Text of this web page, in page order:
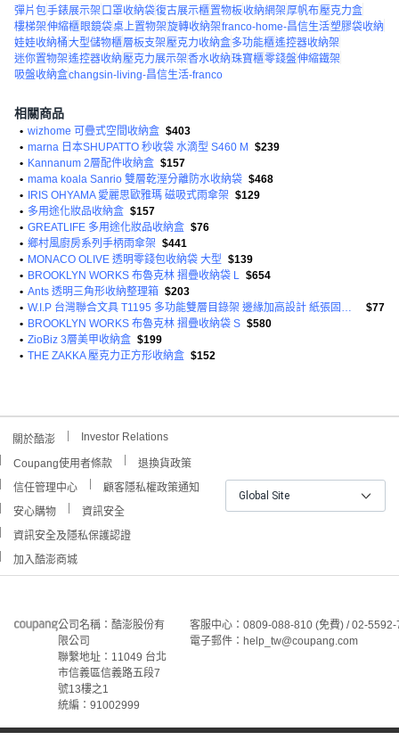
彈片包手錶展示架 口罩收納袋復古展示櫃置物板 收納網架厚帆布壓克力盒
樓梯架伸縮櫃眼鏡袋桌上置物架旋轉收納架franco-home-昌信生活塑膠袋收納
娃娃收納桶大型儲物櫃層板支架壓克力收納盒多功能櫃遙控器收納架
迷你置物架遙控器收納壓克力展示架香水收納珠寶櫃零錢盤伸縮鐵架
吸盤收納盒changsin-living-昌信生活-franco
相關商品
• wizhome 可疊式空間收納盒 $403
• marna 日本SHUPATTO 秒收袋 水滴型 S460 M
$239
• Kannanum 2層配件收納盒 $157
• mama koala Sanrio 雙層乾溼分離防水收納袋 $468
•
IRIS OHYAMA 愛麗思歐雅瑪 磁吸式雨傘架 $129
• 多用途化妝品收納盒 $157
• GREATLIFE 多用途化妝品收納盒 $76
• 鄉村風廚房系列手柄雨傘架 $441
• MONACO OLIVE 透明零錢包收納袋 大型 $139
• BROOKLYN WORKS 布魯克林 摺疊收納袋 L $654
• Ants 透明三角形收納整理箱 $203
•
W.I.P 台灣聯合文具 T1195 多功能雙層目錄架 邊緣加高設計 紙張固定 不垂落
$77
• BROOKLYN WORKS 布魯克林 摺疊收納袋 S $580
• ZioBiz 3層美甲收納盒 $199
• THE ZAKKA 壓克力正方形收納盒 $152
關於酷澎 Investor Relations
Coupang使用者條款
退換貨政策
信任管理中心
顧客隱私權政策通知
安心購物
資訊安全
資訊安全及隱私保護認證
加入酷澎商城
Global Site
公司名稱：酷澎股份有
限公司
聯繫地址：11049 台北
市信義區信義路五段7
號13樓之1
統編：91002999
客服中心：0809-088-810 (免費) / 02-
電子郵件：help_tw@coupang.com